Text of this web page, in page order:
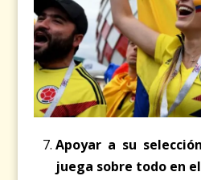
Apoyar a su
juega sobre todo en